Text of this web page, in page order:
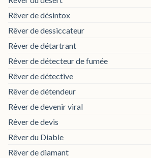
Rêver de désintox
Rêver de dessiccateur
Rêver de détartrant
Rêver de détecteur de fumée
Rêver de détective
Rêver de détendeur
Rêver de devenir viral
Rêver de devis
Rêver du Diable
Rêver de diamant